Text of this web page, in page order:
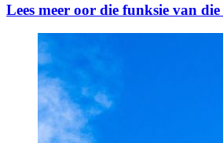
Lees meer oor die funksie van